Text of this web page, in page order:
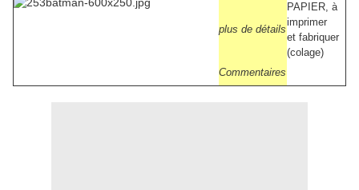
plus de détails
PAPIER, à
imprimer
et fabriquer
(colage)
Commentaires